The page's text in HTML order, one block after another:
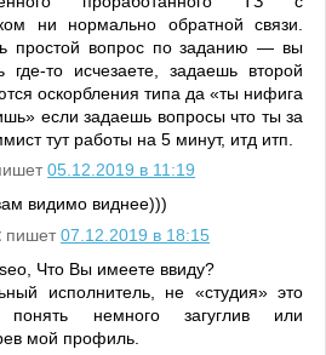
ни нормально обратной связи.
простой вопрос по заданию — вы
где-то исчезаете, задаешь второй
оскорбления типа да «ты нифига
если задаешь вопросы что ты за
тут работы на 5 минут, итд итп.
05.12.2019 в 11:19
видимо виднее)))
пишет 07.12.2019 в 18:15
Что Вы имеете ввиду?
исполнитель, не «студия» это
немного загуглив или
мой профиль.